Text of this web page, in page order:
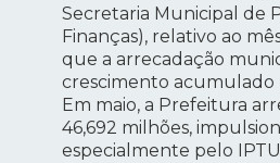
Secretaria Municipal de
Finanças), relativo ao
que a arrecadação
crescimento acumulado
Em maio, a Prefeitura
46,692 milhões,
especialmente pelo